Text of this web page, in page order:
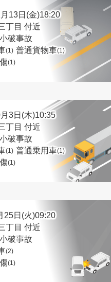
13日(金)18:20
丁目 付近
破事故
(1) 普通貨物車(1)
(1)
3日(木)10:35
丁目 付近
破事故
(1) 普通乗用車(1)
(1)
25日(火)09:20
丁目 付近
破事故
(2)
(1)